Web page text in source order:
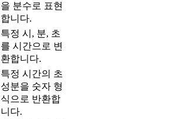
을 분수로 표현
합니다.
특정 시, 분, 초
를 시간으로 변
환합니다.
특정 시간의 초
성분을 숫자 형
식으로 반환합
니다.